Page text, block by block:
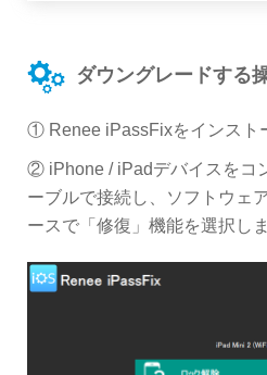
ダウングレードする
① Renee iPassFixをインスト
② iPhone / iPadデバイスをコ
ーブルで接続し、ソフトウェ
ースで「修復」機能を選択しま